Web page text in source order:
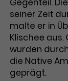
Name
Anbieter
Name
Anbieter
Laufzeit
Gegenteil.
seiner Zeit
malte er in
Klischee
wurden
die Native
geprägt.